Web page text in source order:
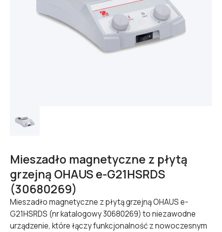
Mieszadło magnetyczne z płytą
grzejną OHAUS e-G21HSRDS
(30680269)
Mieszadło magnetyczne z płytą grzejną OHAUS e-
G21HSRDS (nr katalogowy 30680269) to niezawodne
urządzenie, które łączy funkcjonalność z nowoczesnym